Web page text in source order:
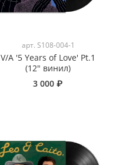
арт. S108-004-1
V/A '5 Years of Love' Pt.1
(12" винил)
3 000 ₽